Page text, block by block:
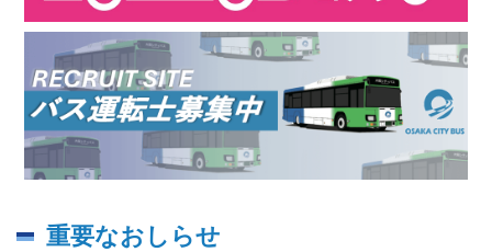
重要なおしらせ